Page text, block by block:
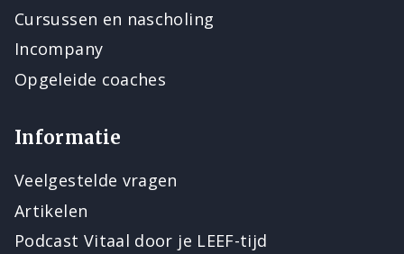
Cursussen en nascholing
Incompany
Opgeleide coaches
Informatie
Veelgestelde vragen
Artikelen
Podcast Vitaal door je LEEF-tijd